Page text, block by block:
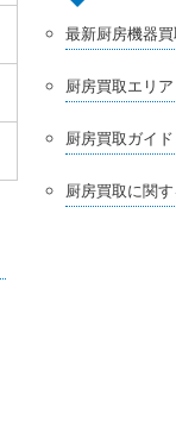
最新厨房機器
厨房買取エリア
厨房買取ガイド
厨房買取に関